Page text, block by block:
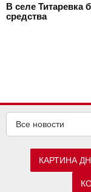
В селе Титаревка
средства
Все новости
КАРТИНА